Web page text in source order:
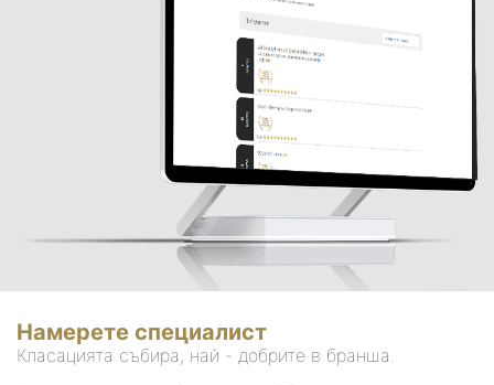
Намерете специалист
Класацията събира, най - добрите в бранша.